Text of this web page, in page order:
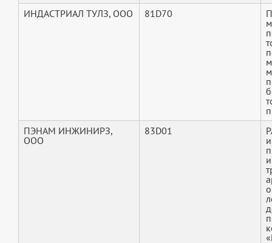
ИНДАСТРИАЛ ТУЛЗ, ООО
81D70
ПЭНАМ ИНЖИНИРЗ,
ООО
83D01